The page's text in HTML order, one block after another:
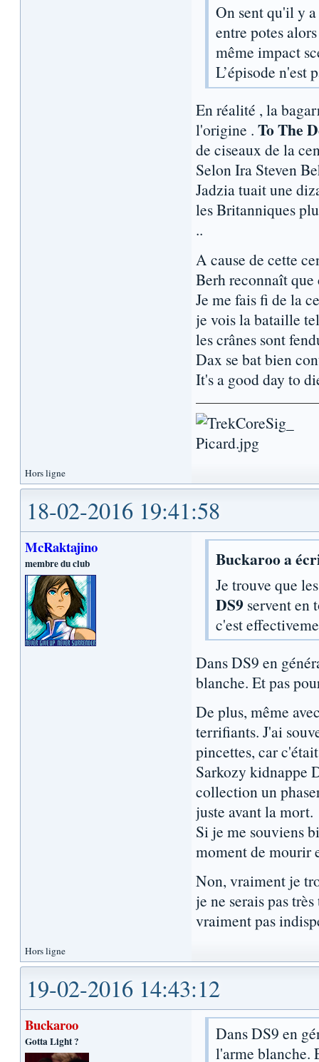
On sent qu'il y
entre potes
même impact
L’épisode n'est
En réalité , la
l'origine . To The
de ciseaux de la
Selon Ira Steven
Jadzia tuait une
les Britanniques
..
A cause de cette
Berh reconnaît
Je me fais fi de la
je vois la bataille
les crânes sont
Dax se bat bien
It's a good day to
Hors ligne
18-02-2016 19:41:58
McRaktajino
membre du club Buckaroo a
Je trouve que
DS9 servent en
c'est
Dans DS9 en
blanche. Et pas
De plus, même
terrifiants. J'ai
pincettes, car
Sarkozy kidnappe
collection un
juste avant la mort.
Si je me souviens
moment de mourir
Non, vraiment je
je ne serais pas
vraiment pas
Hors ligne
19-02-2016 14:43:12
Buckaroo
Gotta Light ?
Dans DS9 en
l'arme blanche.